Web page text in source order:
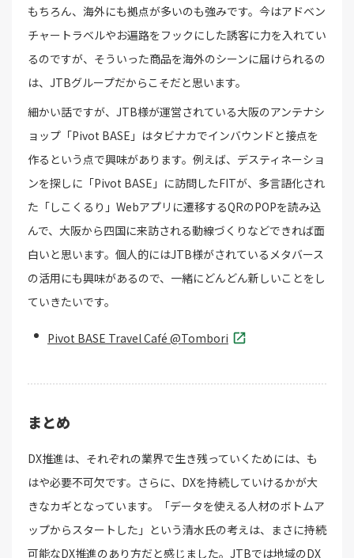
もちろん、海外にも拠点が多いのも強みです。今はアドベン
チャートラベルやお遍路をフックにした誘客に力を入れてい
るのですが、そういった商品を海外のシーンに届けられるの
は、JTBグループだからこそだと思います。
細かい話ですが、JTB様が運営されている大阪のアンテナシ
ョップ「Pivot BASE」はタビナカでインバウンドと接点を
作るという点で興味があります。例えば、デスティネーショ
ンを探しに「Pivot BASE」に訪問したFITが、多言語化され
た「しこくるり」Webアプリに遷移するQRのPOPを読み込
んで、大阪から四国に来訪される動線づくりなどできれば面
白いと思います。個人的にはJTB様がされているメタバース
の活用にも興味があるので、一緒にどんどん新しいことをし
ていきたいです。
Pivot BASE Travel Café @Tombori
まとめ
DX推進は、それぞれの業界で生き残っていくためには、も
はや必要不可欠です。さらに、DXを持続していけるかが大
きなカギとなっています。「データを使える人材のボトムア
ップからスタートした」という清水氏の考えは、まさに持続
可能なDX推進のあり方だと感じました。JTBでは地域のDX